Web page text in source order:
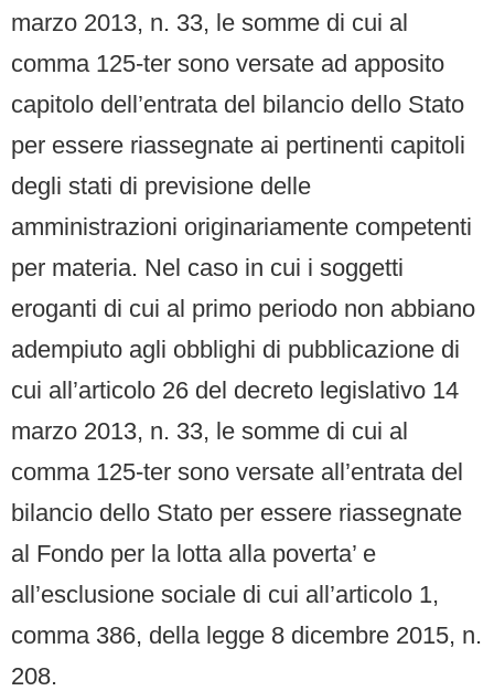
marzo 2013, n. 33, le somme di cui al
comma 125-ter sono versate ad apposito
capitolo dell’entrata del bilancio dello Stato
per essere riassegnate ai pertinenti capitoli
degli stati di previsione delle
amministrazioni originariamente competenti
per materia. Nel caso in cui i soggetti
eroganti di cui al primo periodo non abbiano
adempiuto agli obblighi di pubblicazione di
cui all’articolo 26 del decreto legislativo 14
marzo 2013, n. 33, le somme di cui al
comma 125-ter sono versate all’entrata del
bilancio dello Stato per essere riassegnate
al Fondo per la lotta alla poverta’ e
all’esclusione sociale di cui all’articolo 1,
comma 386, della legge 8 dicembre 2015, n.
208.